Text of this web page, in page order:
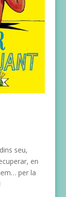
seu,
en
per la